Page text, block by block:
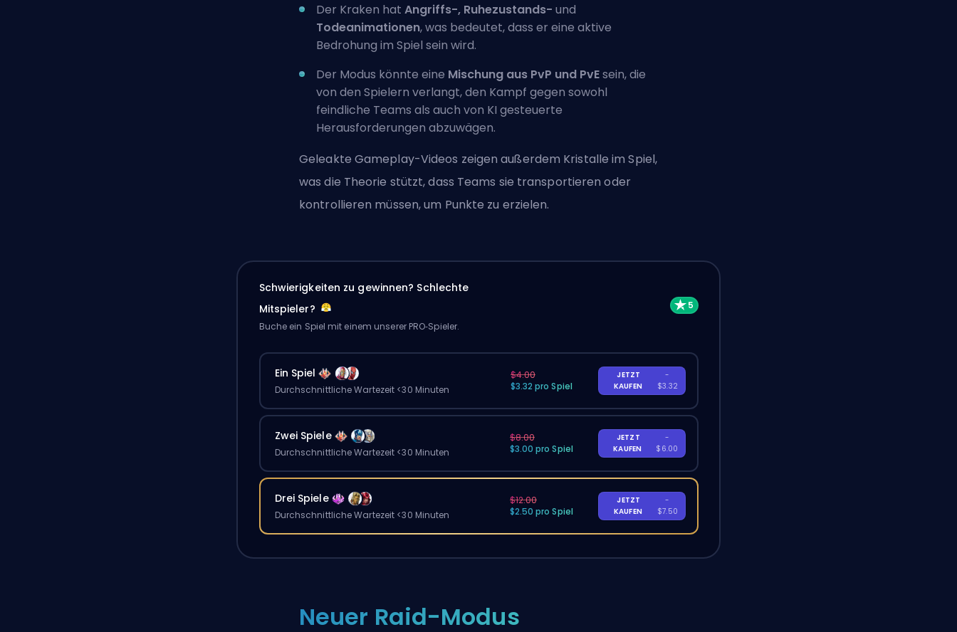
Der Kraken hat Angriffs-, Ruhezustands- und
Todeanimationen, was bedeutet, dass er eine aktive
Bedrohung im Spiel sein wird.
Der Modus könnte eine Mischung aus PvP und PvEsein, die
von den Spielern verlangt, den Kampf gegen sowohl
feindliche Teams als auch von KI gesteuerte
Herausforderungen abzuwägen.
Geleakte Gameplay-Videos zeigen außerdem Kristalle im Spiel,
was die Theorie stützt, dass Teams sie transportieren oder
kontrollieren müssen, um Punkte zu erzielen.
Schwierigkeiten zu gewinnen? Schlechte
Mitspieler?
Buche ein Spiel mit einem unserer PRO‑Spieler.
Ein Spiel
Durchschnittliche Wartezeit <30 Minuten
$4.00
$3.32 pro Spiel
JETZT
KAUFEN
-
$3.32
Zwei Spiele
Durchschnittliche Wartezeit <30 Minuten
$8.00
$3.00 pro Spiel
JETZT
KAUFEN
-
$6.00
Drei Spiele
Durchschnittliche Wartezeit <30 Minuten
$12.00
$2.50 pro Spiel
JETZT
KAUFEN
-
$7.50
Neuer Raid-Modus